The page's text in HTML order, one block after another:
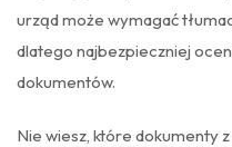
urząd może wymagać
dlatego najbezpieczniej
dokumentów.
Nie wiesz, które dokumenty